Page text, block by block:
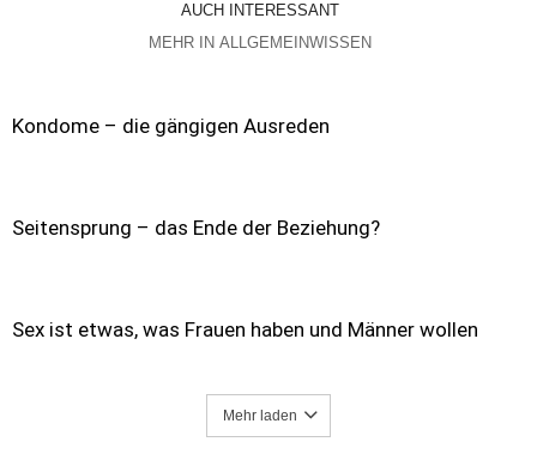
AUCH INTERESSANT
MEHR IN ALLGEMEINWISSEN
Kondome – die gängigen Ausreden
Seitensprung – das Ende der Beziehung?
Sex ist etwas, was Frauen haben und Männer wollen
Mehr laden